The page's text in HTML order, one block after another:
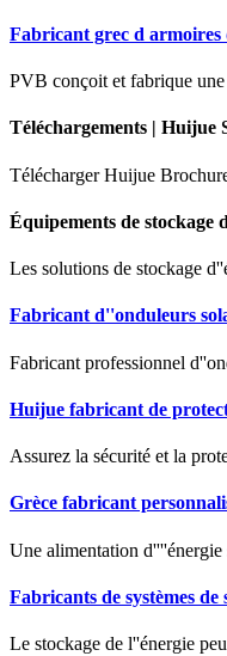
Fabricant grec d armoires
PVB conçoit et fabrique une
Téléchargements | Huijue
Télécharger Huijue
Équipements de stockage
Les solutions de stockage
Fabricant d''onduleurs
Fabricant professionnel
Huijue fabricant de
Assurez la sécurité et la
Grèce fabricant
Une alimentation d''''énergie
Fabricants de systèmes de
Le stockage de l''énergie